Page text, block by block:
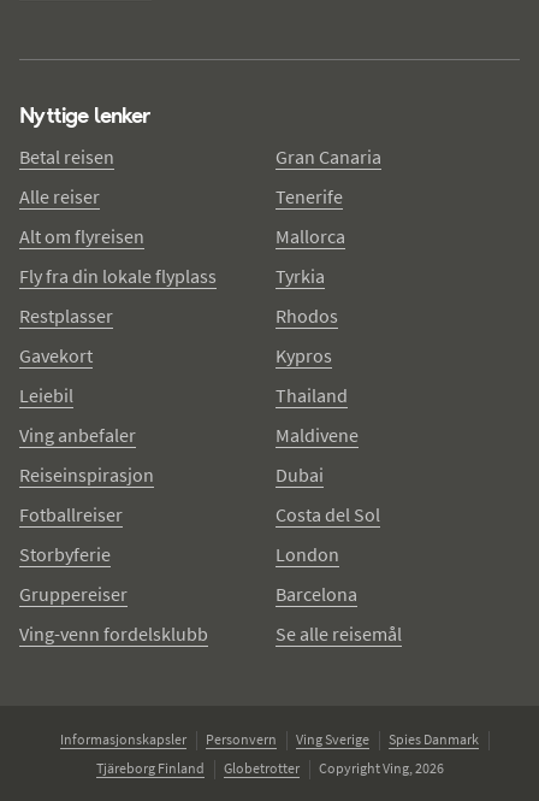
Nyttige lenker
Betal reisen
Alle reiser
Alt om flyreisen
Fly fra din lokale flyplass
Restplasser
Gavekort
Leiebil
Ving anbefaler
Reiseinspirasjon
Fotballreiser
Storbyferie
Gruppereiser
Ving-venn fordelsklubb
Gran Canaria
Tenerife
Mallorca
Tyrkia
Rhodos
Kypros
Thailand
Maldivene
Dubai
Costa del Sol
London
Barcelona
Se alle reisemål
Informasjonskapsler Personvern Ving Sverige
Spies Danmark
Tjäreborg Finland
Globetrotter Copyright Ving, 2026